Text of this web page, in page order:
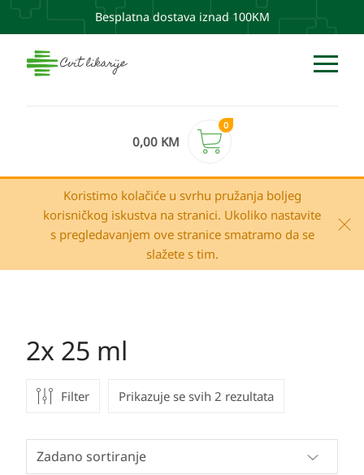
Besplatna dostava iznad 100KM
0,00 KM
0
Koristimo kolačiće u svrhu pružanja boljeg
korisničkog iskustva na stranici. Ukoliko nastavite
s pregledavanjem ove stranice smatramo da se
slažete s tim.
2x 25 ml
Filter Prikazuje se svih 2 rezultata